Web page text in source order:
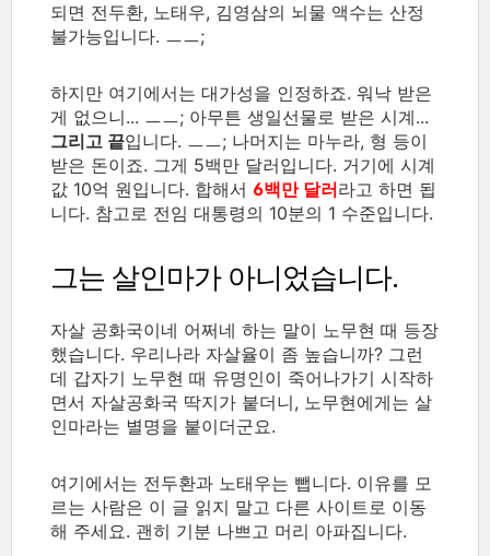
되면 전두환, 노태우, 김영삼의 뇌물 액수는 산정
불가능입니다. ㅡㅡ;
하지만 여기에서는 대가성을 인정하죠. 워낙 받은
게 없으니... ㅡㅡ; 아무튼 생일선물로 받은 시계...
그리고 끝입니다. ㅡㅡ; 나머지는 마누라, 형 등이
받은 돈이죠. 그게 5백만 달러입니다. 거기에 시계
값 10억 원입니다. 합해서 6백만 달러라고 하면 됩
니다. 참고로 전임 대통령의 10분의 1 수준입니다.
그는 살인마가 아니었습니다.
자살 공화국이네 어쩌네 하는 말이 노무현 때 등장
했습니다. 우리나라 자살율이 좀 높습니까? 그런
데 갑자기 노무현 때 유명인이 죽어나가기 시작하
면서 자살공화국 딱지가 붙더니, 노무현에게는 살
인마라는 별명을 붙이더군요.
여기에서는 전두환과 노태우는 뺍니다. 이유를 모
르는 사람은 이 글 읽지 말고 다른 사이트로 이동
해 주세요. 괜히 기분 나쁘고 머리 아파집니다.